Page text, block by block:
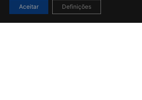
Aceitar Definições